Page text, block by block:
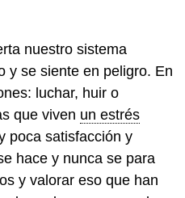
nuestro sistema
y se siente en peligro. En
luchar, huir o
que viven un estrés
poca satisfacción y
hace y nunca se para
y valorar eso que han